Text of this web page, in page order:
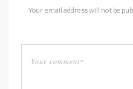
Your email address will not be